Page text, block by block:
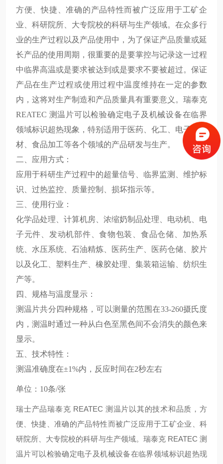
方便、快捷、准确的产品特性而被广泛应用于工矿企
业、科研院所、大专院校的科研与生产领域。在众多行
业的生产过程以及产品使用中，为了保证产品质量或延
长产品的使用周期，很重要的是要掌控与记录这一过程
中临界高温或是要求被达到或是要求不要被超过。保证
产品在生产过程或使用过程中温度维持在一定的参数
内，这将对生产制造和产品质量具有重要意义。瑞泰克
REATEC 测温片可 以检验确定电子 及机械设备在临界
领域标识超热现象，特别适用于医药、化工、电子、建
材、食品加工等各个领域的产品研发与生产。
二、应用方式 ：
应用于科研生产过程中的超量信号、临界监测、维护标
识、过热监控、质量控制、损坏指示等。
三、使用行业：
化学品处理、计算机房、浓缩奶制品处理、电动机、电
子元件、发动机部件、食物包装、食品仓储、加热系
统、水压系统、石油精炼、医药生产、医药仓储、胶片
以及化工、塑料生产、橡胶处理、集装箱运输、纺织生
产等。
四、规格与温度显示：
测温片共分四种规格，可以测量的范围在33-260摄氏度
内，测温时通过一种从白色至黑色间不会消失的颜色来
显示。
五、技术特性：
测温准确度在±1%内，反应时间在2秒左右
单位：10条/张
瑞士产品瑞泰克 REATEC 测温片以其的技术和品质，方
便、快捷、准确的产品特性而被广泛应用于工矿企业、科
研院所、大专院校的科研与生产领域。瑞泰克 REATEC 测
温片可以检验确定电子及机械设备在临界领域标识超热现